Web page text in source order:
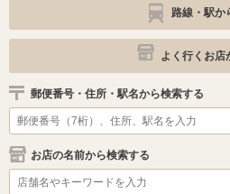
路線・駅か
よく行くお店
郵便番号・住所・駅名から検索する
お店の名前から検索する